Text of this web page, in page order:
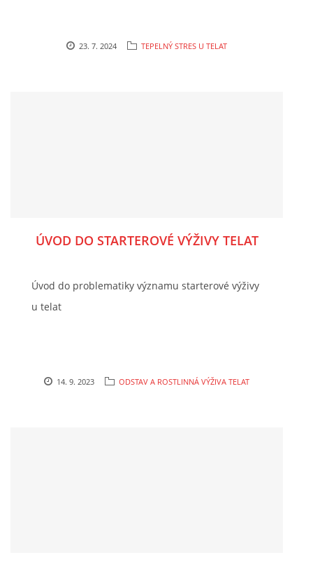
23. 7. 2024 TEPELNÝ STRES U TELAT
ÚVOD DO STARTEROVÉ VÝŽIVY TELAT
Úvod do problematiky významu starterové výživy
u telat
14. 9. 2023 ODSTAV A ROSTLINNÁ VÝŽIVA TELAT